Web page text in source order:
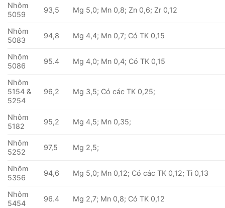
Nhôm
5059
93,5 Mg 5,0; Mn 0,8; Zn 0,6; Zr 0,12
Nhôm
5083
94,8 Mg 4,4; Mn 0,7; Có TK 0,15
Nhôm
5086
95.4 Mg 4,0; Mn 0,4; Có TK 0,15
Nhôm
5154 &
5254
96,2 Mg 3,5; Có các TK 0,25;
Nhôm
5182
95,2 Mg 4,5; Mn 0,35;
Nhôm
5252
97,5 Mg 2,5;
Nhôm
5356
94,6 Mg 5,0; Mn 0,12; Có các TK 0,12; Ti 0,13
Nhôm
5454
96.4 Mg 2,7; Mn 0,8; Có TK 0,12